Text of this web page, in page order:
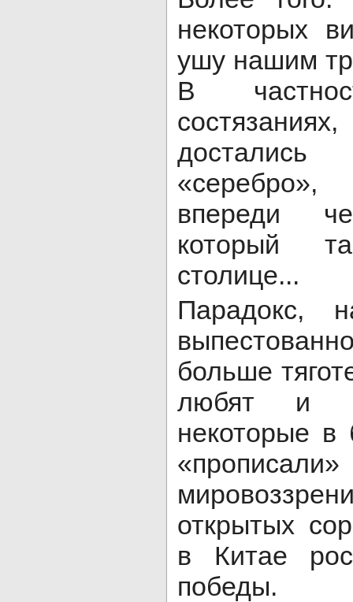
некоторых
ушу нашим
В
впереди
который
столице...
Парадокс,
больше
любят и
некоторые в
открытых
в Китае
победы.